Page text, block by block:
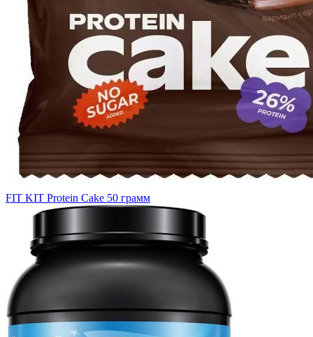
FIT KIT Protein Cake 50 грамм